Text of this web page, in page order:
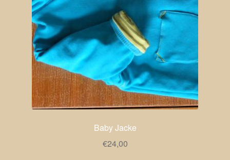
Baby Jacke
€24,00